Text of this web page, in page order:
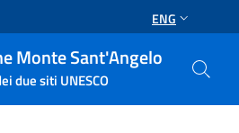
ENG
Monte Sant'Angelo
due siti UNESCO